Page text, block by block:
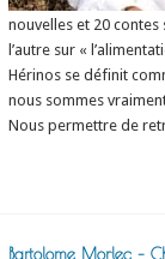
nouvelles et 20
l’autre sur «
Hérinos se définit
nous sommes
Nous permettre de
Bartolome Morlec –